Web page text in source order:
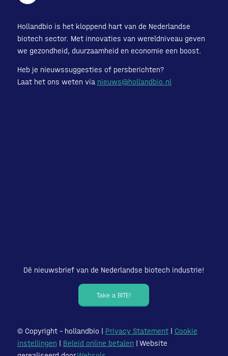
Hollandbio is het kloppend hart van de Nederlandse
biotech sector. Met innovaties van wereldniveau geven
we gezondheid, duurzaamheid en economie een boost.
Heb je nieuwssuggesties of persberichten?
Laat het ons weten via nieuws@hollandbio.nl
Dé nieuwsbrief van de Nederlandse biotech industrie!
Take a BITE!
© Copyright – hollandbio | Privacy Statement| Cookie
instellingen | Beleid online betalen | Website